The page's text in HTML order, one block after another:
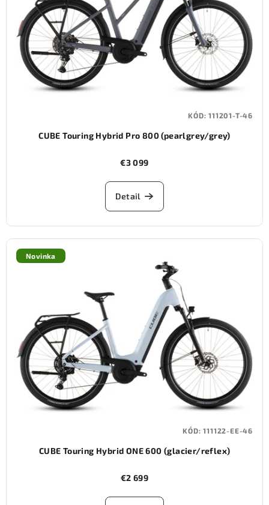
CUBE Touring Hybrid Pro 800 (pearlgrey/grey)
€3 099
Detail
KÓD:111201-T-46
Novinka
CUBE Touring Hybrid ONE 600 (glacier/reflex)
€2 699
KÓD:111122-EE-46